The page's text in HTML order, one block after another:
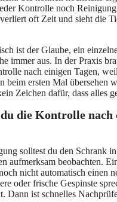
Kontrolle noch
oft Zeit und sieht die
ist der Glaube, ein
immer aus. In der Praxis
nach einigen Tagen,
beim ersten Mal übersehen
Zeichen dafür, dass alles
die Kontrolle nach
solltest du den Schrank
aufmerksam beobachten.
nicht automatisch einen
oder frische Gespinste
Dann ist schnelles